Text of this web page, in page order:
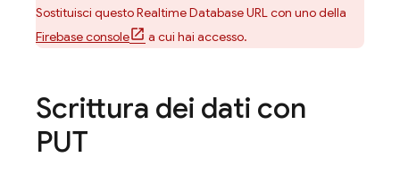
Sostituisci questoRealtime DatabaseURL con uno della
Firebaseconsole a cui hai accesso.
Scrittura dei dati con
PUT